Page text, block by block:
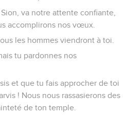
va notre attente confiante,
accomplirons nos vœux.
les hommes viendront à toi.
tu pardonnes nos
et que tu fais approcher de toi
! Nous nous rassasierons des
de ton temple.